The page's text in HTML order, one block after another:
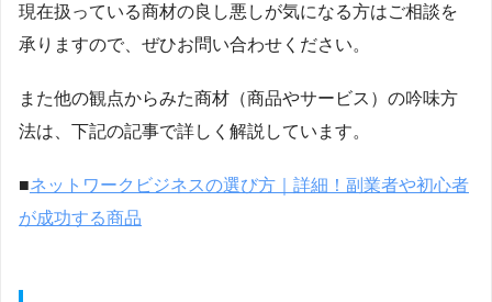
現在扱っている商材の良し悪しが気になる方はご相談を
承りますので、ぜひお問い合わせください。
また他の観点からみた商材（商品やサービス）の吟味方
法は、下記の記事で詳しく解説しています。
■ネットワークビジネスの選び方｜詳細！副業者や初心者
が成功する商品